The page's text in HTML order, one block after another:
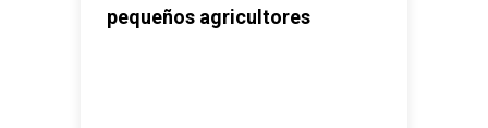
pequeños agricultores